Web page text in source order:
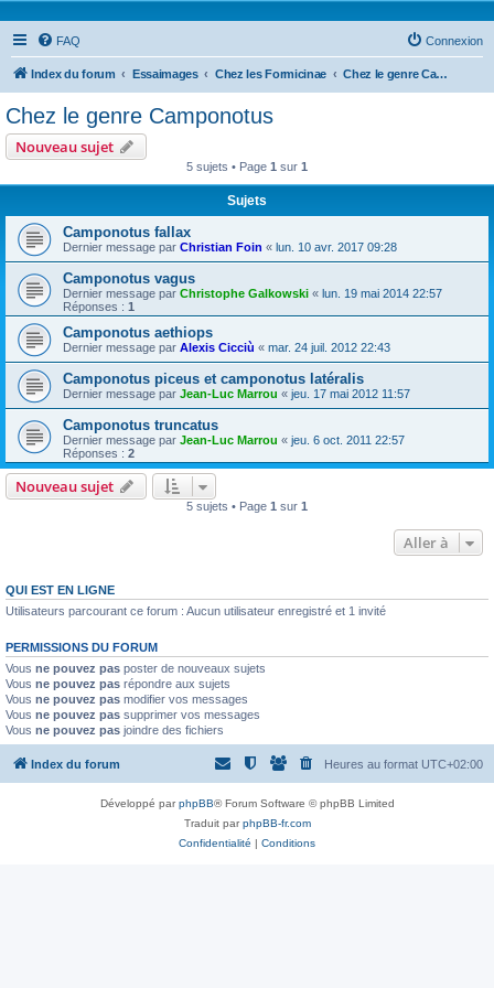
FAQ Connexion
Index du forum Essaimages Chez les Formicinae Chez le genre Camponotus
Chez le genre Camponotus
Nouveau sujet
5 sujets • Page 1 sur 1
Sujets
Camponotus fallax
Dernier message par Christian Foin « lun. 10 avr. 2017 09:28
Camponotus vagus
Dernier message par Christophe Galkowski « lun. 19 mai 2014 22:57
Réponses : 1
Camponotus aethiops
Dernier message par Alexis Cicciù « mar. 24 juil. 2012 22:43
Camponotus piceus et camponotus latéralis
Dernier message par Jean-Luc Marrou « jeu. 17 mai 2012 11:57
Camponotus truncatus
Dernier message par Jean-Luc Marrou « jeu. 6 oct. 2011 22:57
Réponses : 2
Nouveau sujet
5 sujets • Page 1 sur 1
Aller à
QUI EST EN LIGNE
Utilisateurs parcourant ce forum : Aucun utilisateur enregistré et 1 invité
PERMISSIONS DU FORUM
Vous ne pouvez pas poster de nouveaux sujets
Vous ne pouvez pas répondre aux sujets
Vous ne pouvez pas modifier vos messages
Vous ne pouvez pas supprimer vos messages
Vous ne pouvez pas joindre des fichiers
Index du forum Heures au format UTC+02:00
Développé parphpBB® Forum Software © phpBB Limited
Traduit parphpBB-fr.com
Confidentialité | Conditions